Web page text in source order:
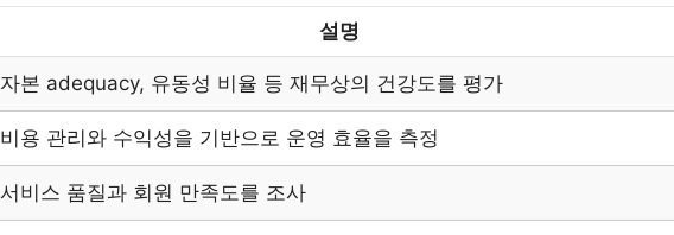
설명
자본 adequacy, 유동성 비율 등 재무상의 건강도를 평가
비용 관리와 수익성을 기반으로 운영 효율을 측정
서비스 품질과 회원 만족도를 조사